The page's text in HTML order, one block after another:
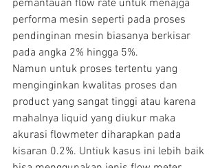
pemantauan flow rate untuk menajga
performa mesin seperti pada proses
pendinginan mesin biasanya berkisar
pada angka 2% hingga 5%.
Namun untuk proses tertentu yang
menginginkan kwalitas proses dan
product yang sangat tinggi atau karena
mahalnya liquid yang diukur maka
akurasi flowmeter diharapkan pada
kisaran 0.2%. Untiuk kasus ini lebih baik